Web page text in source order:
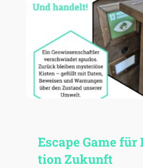
Escape Game
tion Zukunft